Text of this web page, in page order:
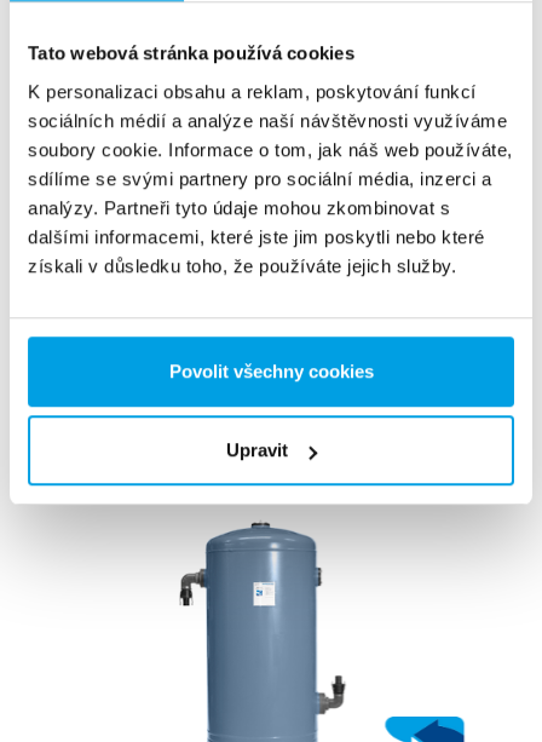
Tato webová stránka používá cookies
K personalizaci obsahu a reklam, poskytování funkcí
sociálních médií a analýze naší návštěvnosti využíváme
soubory cookie. Informace o tom, jak náš web používáte,
sdílíme se svými partnery pro sociální média, inzerci a
analýzy. Partneři tyto údaje mohou zkombinovat s
dalšími informacemi, které jste jim poskytli nebo které
získali v důsledku toho, že používáte jejich služby.
Povolit všechny cookies
Upravit
Mixed-bed s regenerací mimo místo provozu
SILEX je demineralizační jednotka používaná k výrobě
demineralizované vody nejvyšší kvality s nízkým průtokem.
Vidět víc